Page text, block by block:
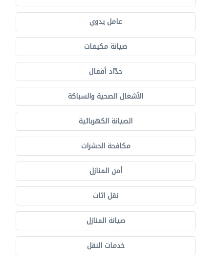
عامل يدوي
صيانة مكيفات
حدّاد أقفال
الأشغال الصحية والسباكة
الصيانة الكهربائية
مكافحة الحشرات
أمن المنازل
نقل اثاث
صيانة المنازل
خدمات النقل